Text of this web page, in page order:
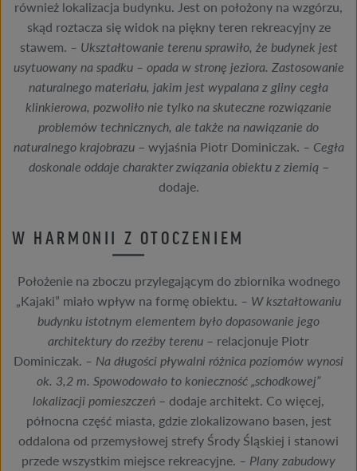
również lokalizacja budynku. Jest on położony na wzgórzu,
skąd roztacza się widok na piękny teren rekreacyjny ze
stawem. – Ukształtowanie terenu sprawiło, że budynek jest
usytuowany na spadku – opada w stronę jeziora. Zastosowanie
naturalnego materiału, jakim jest wypalana z gliny cegła
klinkierowa, pozwoliło nie tylko na skuteczne rozwiązanie
problemów technicznych, ale także na nawiązanie do
naturalnego krajobrazu – wyjaśnia Piotr Dominiczak. – Cegła
doskonale oddaje charakter związania obiektu z ziemią–
dodaje.
W HARMONII Z OTOCZENIEM
Położenie na zboczu przylegającym do zbiornika wodnego
„Kajaki” miało wpływ na formę obiektu. – W kształtowaniu
budynku istotnym elementem było dopasowanie jego
architektury do rzeźby terenu – relacjonuje Piotr
Dominiczak. – Na długości pływalni różnica poziomów wynosi
ok. 3,2 m. Spowodowało to konieczność „schodkowej”
lokalizacji pomieszczeń – dodaje architekt. Co więcej,
północna część miasta, gdzie zlokalizowano basen, jest
oddalona od przemysłowej strefy Środy Śląskiej i stanowi
przede wszystkim miejsce rekreacyjne. – Plany zabudowy